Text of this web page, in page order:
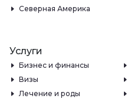
Северная Америка
Услуги
Бизнес и финансы
Визы
Лечение и роды